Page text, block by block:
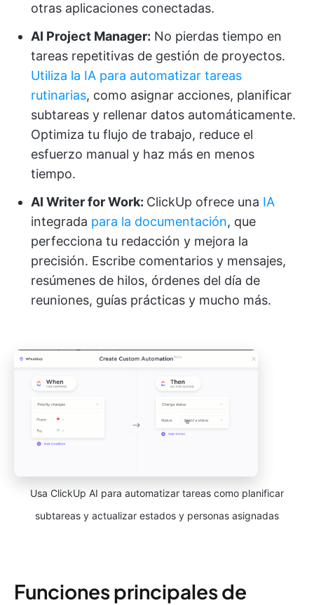
otras aplicaciones conectadas.
AI Project Manager: No pierdas tiempo en
tareas repetitivas de gestión de proyectos.
Utiliza la IA para automatizar tareas
rutinarias, como asignar acciones, planificar
subtareas y rellenar datos automáticamente.
Optimiza tu flujo de trabajo, reduce el
esfuerzo manual y haz más en menos
tiempo.
AI Writer for Work: ClickUp ofrece una IA
integrada para la documentación, que
perfecciona tu redacción y mejora la
precisión. Escribe comentarios y mensajes,
resúmenes de hilos, órdenes del día de
reuniones, guías prácticas y mucho más.
Usa ClickUp AI para automatizar tareas como planificar
subtareas y actualizar estados y personas asignadas
Funciones principales de